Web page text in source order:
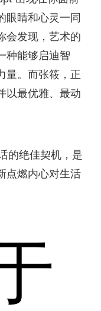
眼睛和心灵一同
会发现，艺术的
种能够启迪智
量。而张筱，正
以最优雅、最动
的绝佳契机，是
点燃内心对生活